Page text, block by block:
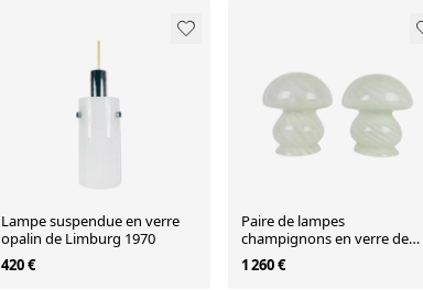
Lampe suspendue en verre
opalin de Limburg 1970
420 €
Paire de lampes
champignons en verre de
Murano Vetri dArte, Italie 70s
1 260 €